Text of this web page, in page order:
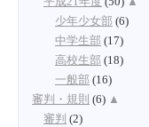
少年少女部 (6)
中学生部 (17)
高校生部 (18)
一般部 (16)
審判・規則 (6) ▲
審判 (2)